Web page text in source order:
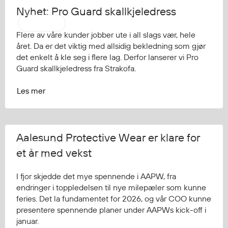
Nyhet: Pro Guard skallkjeledress
Flere av våre kunder jobber ute i all slags vær, hele
året. Da er det viktig med allsidig bekledning som gjør
det enkelt å kle seg i flere lag. Derfor lanserer vi Pro
Guard skallkjeledress fra Strakofa.
Les mer
Aalesund Protective Wear er klare for
et år med vekst
I fjor skjedde det mye spennende i AAPW, fra
endringer i toppledelsen til nye milepæler som kunne
feries. Det la fundamentet for 2026, og vår COO kunne
presentere spennende planer under AAPWs kick-off i
januar.
AAPW